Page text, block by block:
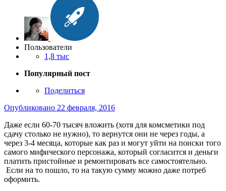
Пользователи
1,8 тыс
Популярный пост
Поделиться
Опубликовано 22 февраля, 2016
Даже если 60-70 тысяч вложить (хотя для комсметики под
сдачу столько не нужно), то вернутся они не через годы, а
через 3-4 месяца, которые как раз и могут уйти на поиски того
самого мифического персонажа, который согласится и деньги
платить пристойные и ремонтировать все самостоятельно.
Если на то пошло, то на такую сумму можно даже потреб
оформить.